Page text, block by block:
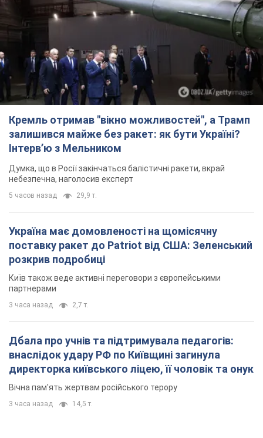
Кремль отримав "вікно можливостей", а Трамп
залишився майже без ракет: як бути Україні?
Інтерв’ю з Мельником
Думка, що в Росії закінчаться балістичні ракети, вкрай
небезпечна, наголосив експерт
5 часов назад 29,9 т.
Україна має домовленості на щомісячну
поставку ракет до Patriot від США: Зеленський
розкрив подробиці
Київ також веде активні переговори з європейськими
партнерами
3 часа назад 2,7 т.
Дбала про учнів та підтримувала педагогів:
внаслідок удару РФ по Київщині загинула
директорка київського ліцею, її чоловік та онук
Вічна пам'ять жертвам російського терору
3 часа назад 14,5 т.